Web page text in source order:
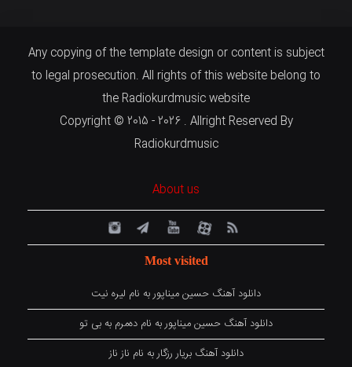
Any copying of the template design or content is subject
to legal prosecution. All rights of this website belong to
the Radiokurdmusic website
Copyright © 2015 - 2026 . Allright Reserved By
Radiokurdmusic
About us
Most visited
دانلود آهنگ حسین میناپور به نام لیره نیت
دانلود آهنگ حسین میناپور به نام دەمرم بە بی تو
دانلود آهنگ بریار رزگار به نام ناز ناز